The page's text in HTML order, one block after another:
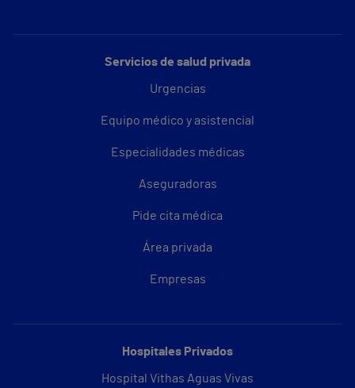
Servicios de salud privada
Urgencias
Equipo médico y asistencial
Especialidades médicas
Aseguradoras
Pide cita médica
Área privada
Empresas
Hospitales Privados
Hospital Vithas Aguas Vivas